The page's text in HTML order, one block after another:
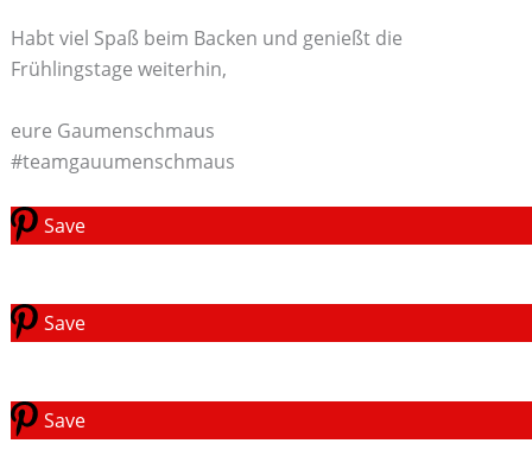
Habt viel Spaß beim Backen und genießt die
Frühlingstage weiterhin,
eure Gaumenschmaus
#teamgauumenschmaus
Save
Save
Save